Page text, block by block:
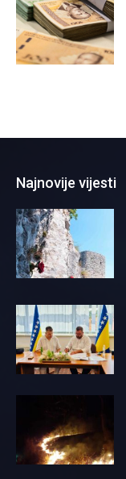
Najnovije vijesti